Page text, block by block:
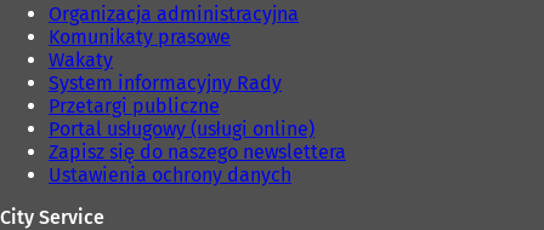
Organizacja administracyjna
Komunikaty prasowe
Wakaty
System informacyjny Rady
Przetargi publiczne
Portal usługowy (usługi online)
Zapisz się do naszego newslettera
Ustawienia ochrony danych
City Service